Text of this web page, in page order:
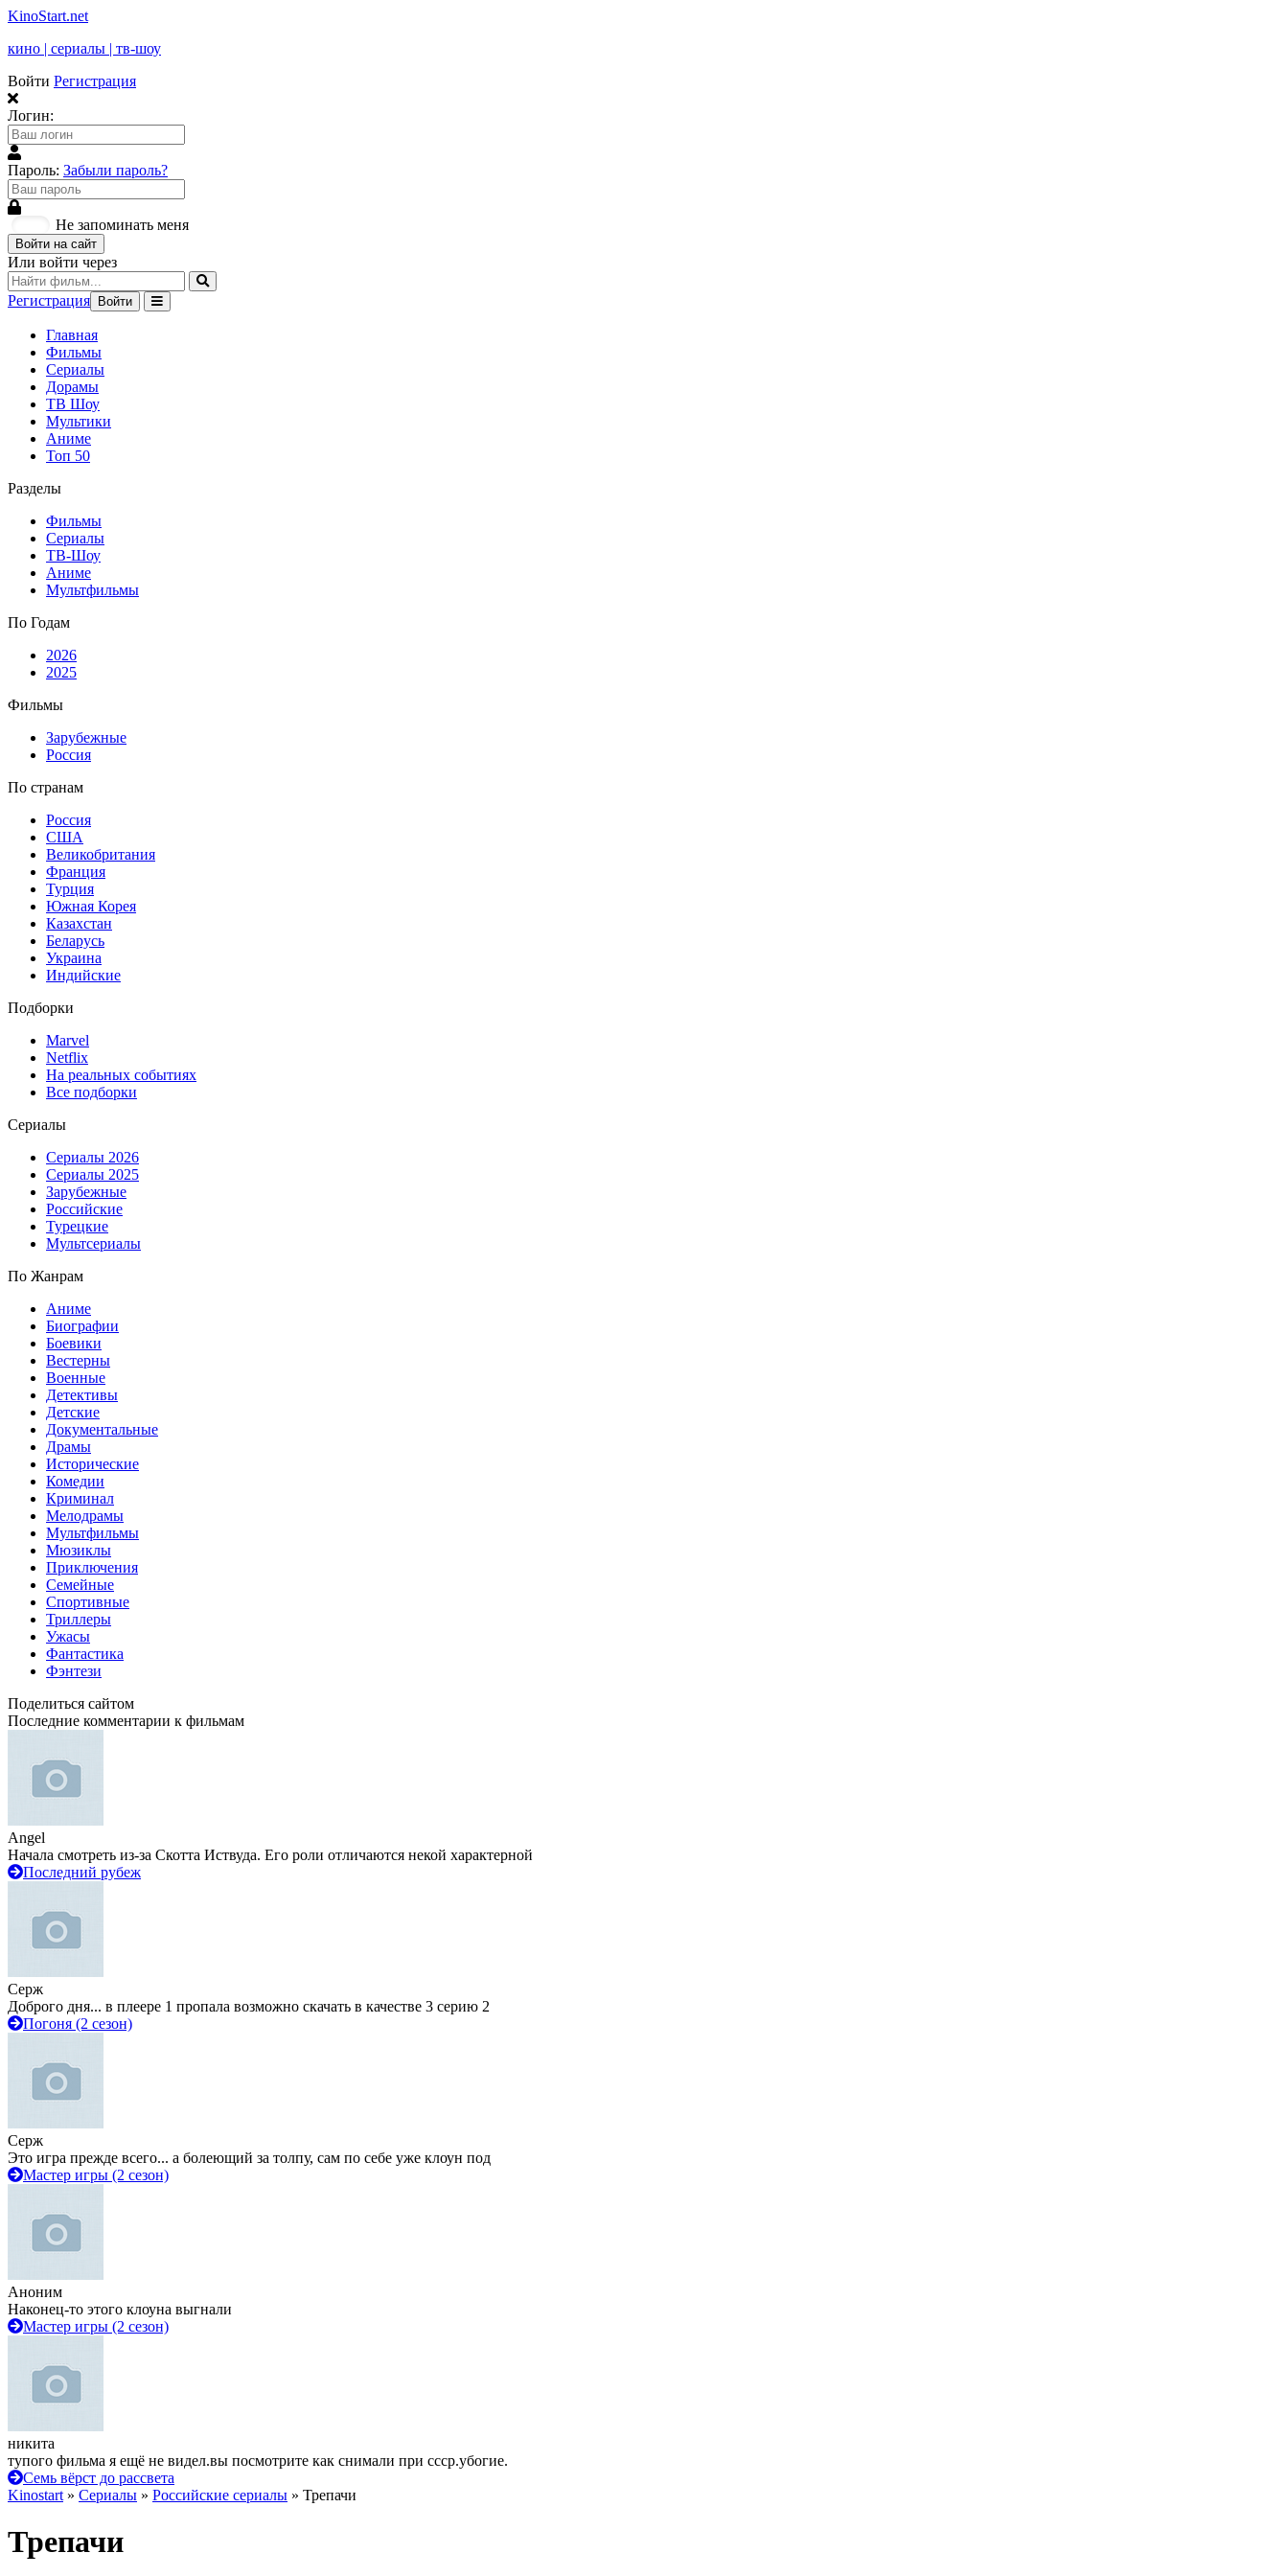
KinoStart.net
кино | сериалы | тв-шоу
Войти Регистрация
Логин:
Пароль: Забыли пароль?
Не запоминать меня
Войти на сайт
Или войти через
Регистрация Войти
Главная
Фильмы
Сериалы
Дорамы
ТВ Шоу
Мультики
Аниме
Топ 50
Разделы
Фильмы
Сериалы
ТВ-Шоу
Аниме
Мультфильмы
По Годам
2026
2025
Фильмы
Зарубежные
Россия
По странам
Россия
США
Великобритания
Франция
Турция
Южная Корея
Казахстан
Беларусь
Украина
Индийские
Подборки
Marvel
Netflix
На реальных событиях
Все подборки
Сериалы
Сериалы 2026
Сериалы 2025
Зарубежные
Российские
Турецкие
Мультсериалы
По Жанрам
Аниме
Биографии
Боевики
Вестерны
Военные
Детективы
Детские
Документальные
Драмы
Исторические
Комедии
Криминал
Мелодрамы
Мультфильмы
Мюзиклы
Приключения
Семейные
Спортивные
Триллеры
Ужасы
Фантастика
Фэнтези
Поделиться сайтом
Последние комментарии к фильмам
Angel
Начала смотреть из-за Скотта Иствуда. Его роли отличаются некой характерной
Последний рубеж
Серж
Доброго дня... в плеере 1 пропала возможно скачать в качестве 3 серию 2
Погоня (2 сезон)
Серж
Это игра прежде всего... а болеющий за толпу, сам по себе уже клоун под
Мастер игры (2 сезон)
Аноним
Наконец-то этого клоуна выгнали
Мастер игры (2 сезон)
никита
тупого фильма я ещё не видел.вы посмотрите как снимали при ссср.убогие.
Семь вёрст до рассвета
Kinostart » Сериалы » Российские сериалы » Трепачи
Трепачи